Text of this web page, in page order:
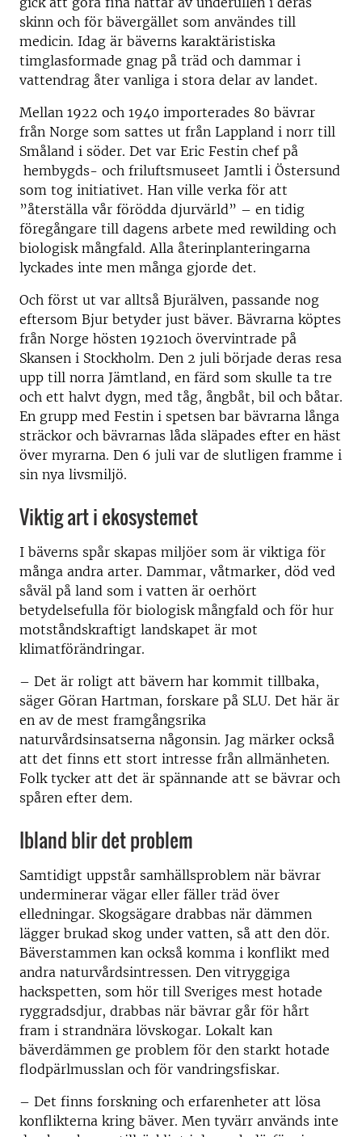
skinn och för bävergället som användes till
medicin. Idag är bäverns karaktäristiska
timglasformade gnag på träd och dammar i
vattendrag åter vanliga i stora delar av landet.
Mellan 1922 och 1940 importerades 80 bävrar
från Norge som sattes ut från Lappland i norr till
Småland i söder. Det var Eric Festin chef på
hembygds- och friluftsmuseet Jamtli i Östersund
som tog initiativet. Han ville verka för att
”återställa vår förödda djurvärld” – en tidig
föregångare till dagens arbete med rewilding och
biologisk mångfald. Alla återinplanteringarna
lyckades inte men många gjorde det.
Och först ut var alltså Bjurälven, passande nog
eftersom Bjur betyder just bäver. Bävrarna köptes
från Norge hösten 1921och övervintrade på
Skansen i Stockholm. Den 2 juli började deras resa
upp till norra Jämtland, en färd som skulle ta tre
och ett halvt dygn, med tåg, ångbåt, bil och båtar.
En grupp med Festin i spetsen bar bävrarna långa
sträckor och bävrarnas låda släpades efter en häst
över myrarna. Den 6 juli var de slutligen framme i
sin nya livsmiljö.
Viktig art i ekosystemet
I bäverns spår skapas miljöer som är viktiga för
många andra arter. Dammar, våtmarker, död ved
såväl på land som i vatten är oerhört
betydelsefulla för biologisk mångfald och för hur
motståndskraftigt landskapet är mot
klimatförändringar.
– Det är roligt att bävern har kommit tillbaka,
säger Göran Hartman, forskare på SLU. Det här är
en av de mest framgångsrika
naturvårdsinsatserna någonsin. Jag märker också
att det finns ett stort intresse från allmänheten.
Folk tycker att det är spännande att se bävrar och
spåren efter dem.
Ibland blir det problem
Samtidigt uppstår samhällsproblem när bävrar
underminerar vägar eller fäller träd över
elledningar. Skogsägare drabbas när dämmen
lägger brukad skog under vatten, så att den dör.
Bäverstammen kan också komma i konflikt med
andra naturvårdsintressen. Den vitryggiga
hackspetten, som hör till Sveriges mest hotade
ryggradsdjur, drabbas när bävrar går för hårt
fram i strandnära lövskogar. Lokalt kan
bäverdämmen ge problem för den starkt hotade
flodpärlmusslan och för vandringsfiskar.
– Det finns forskning och erfarenheter att lösa
konflikterna kring bäver. Men tyvärr används inte